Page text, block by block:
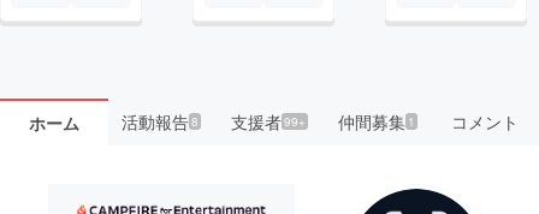
ホーム 活動報告8 支援者99+ 仲間募集 1 コメント